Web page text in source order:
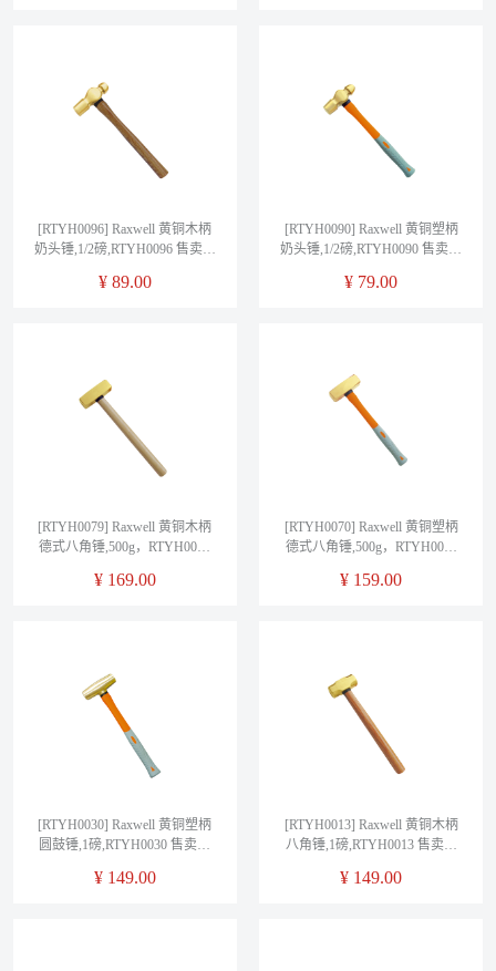
[RTYH0096] Raxwell 黄铜木柄
奶头锤,1/2磅,RTYH0096 售卖规
¥ 89.00
[RTYH0090] Raxwell 黄铜塑柄
奶头锤,1/2磅,RTYH0090 售卖规
¥ 79.00
[RTYH0079] Raxwell 黄铜木柄
德式八角锤,500g，RTYH0079
¥ 169.00
[RTYH0070] Raxwell 黄铜塑柄
德式八角锤,500g，RTYH0070
¥ 159.00
[RTYH0030] Raxwell 黄铜塑柄
圆鼓锤,1磅,RTYH0030 售卖规
¥ 149.00
[RTYH0013] Raxwell 黄铜木柄
八角锤,1磅,RTYH0013 售卖规
¥ 149.00